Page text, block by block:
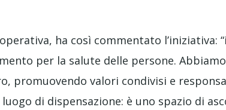
ha così commentato l’iniziativa:
per la salute delle persone.
promuovendo valori condivisi e
di dispensazione: è uno spazio di